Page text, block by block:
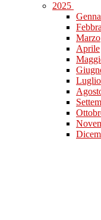
2025
Marzo
Aprile
Luglio